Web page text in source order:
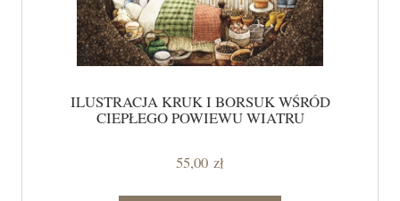
ILUSTRACJA KRUK I BORSUK WŚRÓD
CIEPŁEGO POWIEWU WIATRU
55,00 zł